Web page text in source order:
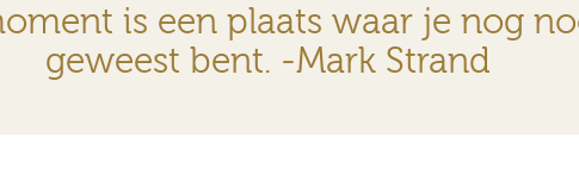
is een plaats waar je nog
geweest bent. -Mark Strand